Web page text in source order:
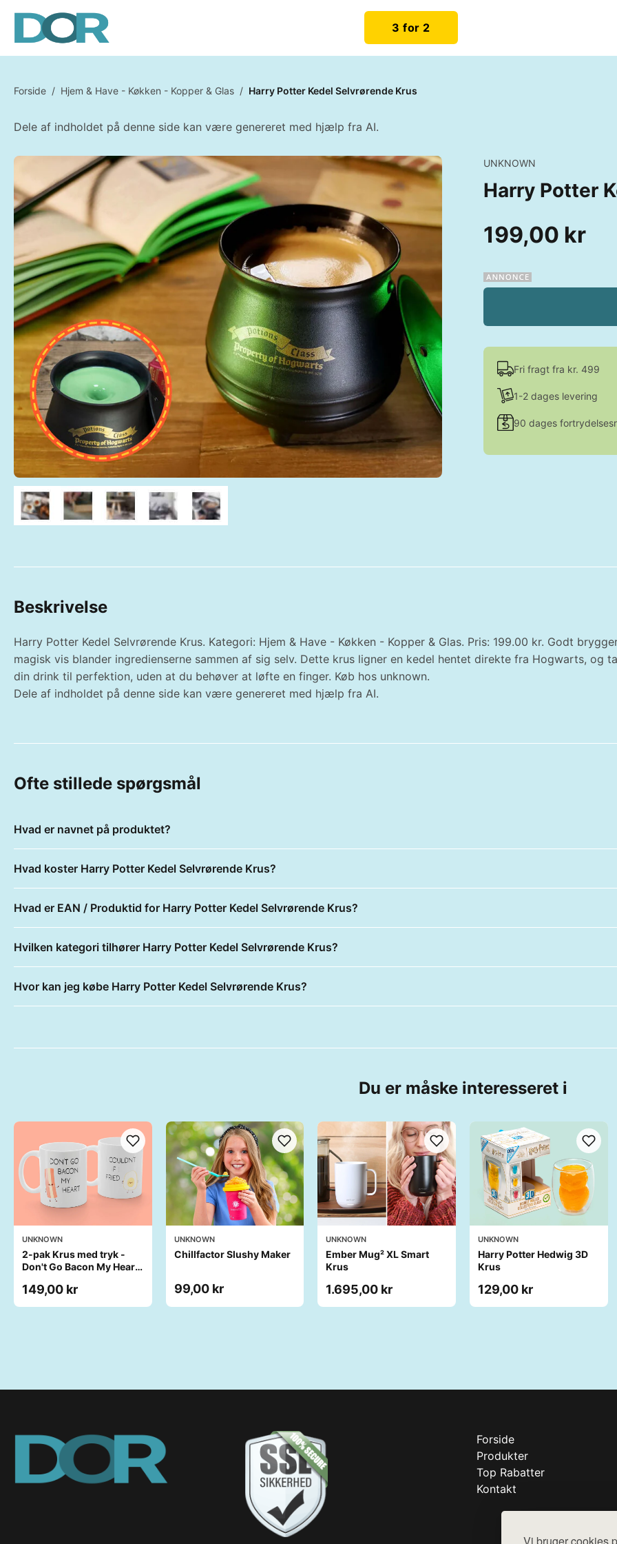
3 for 2
Forside / Hjem & Have - Køkken - Kopper & Glas / Harry Potter Kedel Selvrørende Krus
Dele af indholdet på denne side kan være genereret med hjælp fra AI.
UNKNOWN
Harry Potter
199,00 kr
Fri fragt fra kr. 499
1-2 dages levering
90 dages
Beskrivelse
Harry Potter Kedel Selvrørende Krus. Kategori: Hjem & Have - Køkken - Kopper & Glas. Pris: 199.00 kr. Godt
magisk vis blander ingredienserne sammen af sig selv. Dette krus ligner en kedel hentet direkte fra Hogwarts,
din drink til perfektion, uden at du behøver at løfte en finger. Køb hos unknown.
Dele af indholdet på denne side kan være genereret med hjælp fra AI.
Ofte stillede spørgsmål
Hvad er navnet på produktet?
Hvad koster Harry Potter Kedel Selvrørende Krus?
Hvad er EAN / Produktid for Harry Potter Kedel Selvrørende Krus?
Hvilken kategori tilhører Harry Potter Kedel Selvrørende Krus?
Hvor kan jeg købe Harry Potter Kedel Selvrørende Krus?
Du er måske interesseret i
UNKNOWN
2-pak Krus med tryk -
Don't Go Bacon My Heart.
149,00 kr
UNKNOWN
Chillfactor Slushy Maker
99,00 kr
UNKNOWN
Ember Mug² XL Smart
Krus
1.695,00 kr
UNKNOWN
Harry Potter Hedwig 3D
Krus
129,00 kr
Forside
Produkter
Top Rabatter
Kontakt